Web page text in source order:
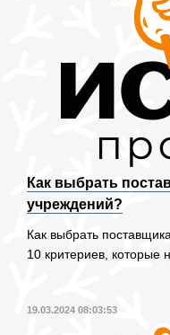
Как выбрать
учреждений?
Как выбрать
10 критериев, которые
19.03.2024 08:03:53